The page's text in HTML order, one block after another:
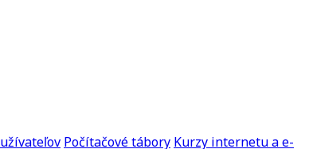
Počítačové tábory Kurzy internetu a e-